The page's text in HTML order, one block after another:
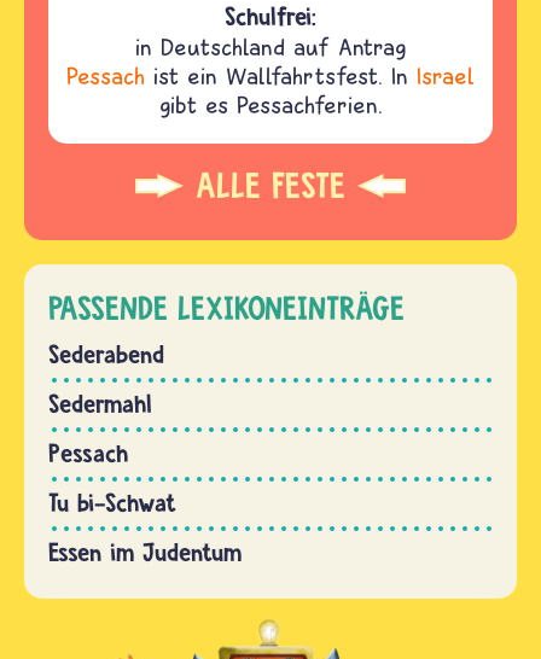
Schulfrei:
in Deutschland auf Antrag
Pessach ist ein Wallfahrtsfest. In Israel
gibt es Pessachferien.
ALLE FESTE
PASSENDE LEXIKONEINTRÄGE
Sederabend
Sedermahl
Pessach
Tu bi-Schwat
Essen im Judentum